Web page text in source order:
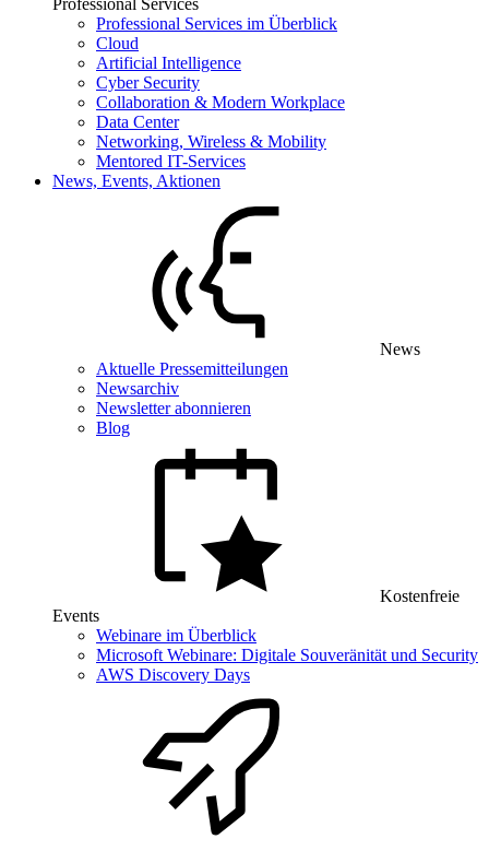
Professional Services
Professional Services im Überblick
Cloud
Artificial Intelligence
Cyber Security
Collaboration & Modern Workplace
Data Center
Networking, Wireless & Mobility
Mentored IT-Services
News, Events, Aktionen
News
Aktuelle Pressemitteilungen
Newsarchiv
Newsletter abonnieren
Blog
Kostenfreie
Events
Webinare im Überblick
Microsoft Webinare: Digitale Souveränität und Security
AWS Discovery Days